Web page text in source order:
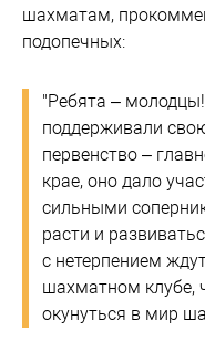
шахматам,
подопечных:
"Ребята –
поддерживали
первенство –
крае, оно дало
сильными
расти и
с нетерпением
шахматном клубе,
окунуться в мир